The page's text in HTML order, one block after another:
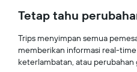
Tetap tahu
Trips menyimpan semua
memberikan informasi real-
keterlambatan, atau